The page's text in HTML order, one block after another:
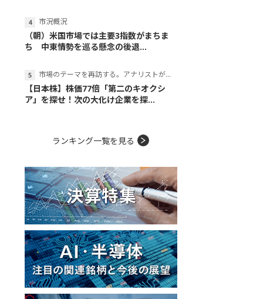
市況概況
（朝）米国市場では主要3指数がまちま
ち 中東情勢を巡る懸念の後退...
市場のテーマを再訪する。アナリストが読み解くテーマの本質
【日本株】株価77倍「第二のキオクシ
ア」を探せ！次の大化け企業を探...
ランキング一覧を見る